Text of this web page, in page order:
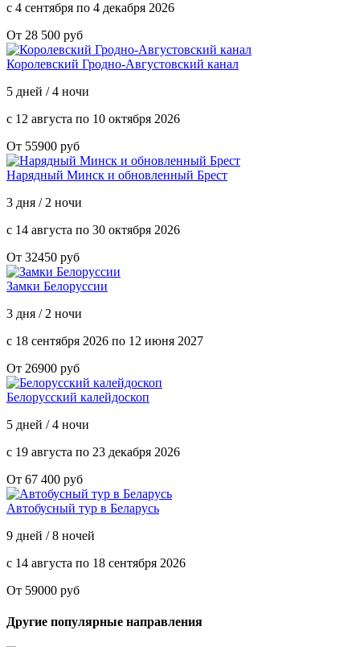
с 4 сентября по 4 декабря 2026
От 28 500 руб
Королевский Гродно-Августовский канал
5 дней / 4 ночи
с 12 августа по 10 октября 2026
От 55900 руб
Нарядный Минск и обновленный Брест
3 дня / 2 ночи
с 14 августа по 30 октября 2026
От 32450 руб
Замки Белоруссии
3 дня / 2 ночи
с 18 сентября 2026 по 12 июня 2027
От 26900 руб
Белорусский калейдоскоп
5 дней / 4 ночи
с 19 августа по 23 декабря 2026
От 67 400 руб
Автобусный тур в Беларусь
9 дней / 8 ночей
с 14 августа по 18 сентября 2026
От 59000 руб
Другие популярные направления